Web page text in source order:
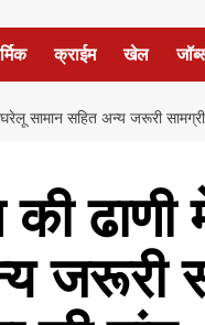
क्राईम खेल
सामान सहित अन्य जरूरी
की
जरूरी